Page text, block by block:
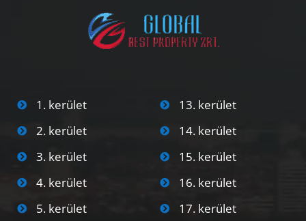
1. kerület
2. kerület
3. kerület
4. kerület
5. kerület
13. kerület
14. kerület
15. kerület
16. kerület
17. kerület